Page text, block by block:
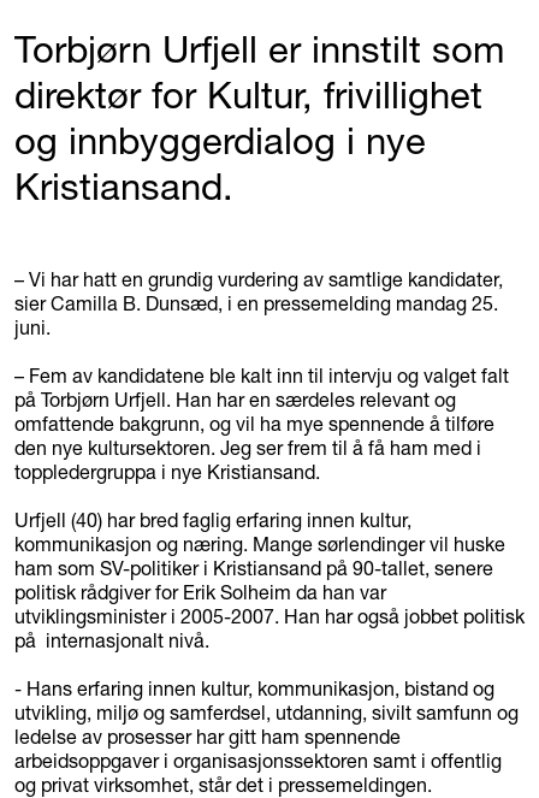
Torbjørn Urfjell er innstilt som
direktør for Kultur, frivillighet
og innbyggerdialog i nye
Kristiansand.
– Vi har hatt en grundig vurdering av samtlige kandidater,
sier Camilla B. Dunsæd, i en pressemelding mandag 25.
juni.
– Fem av kandidatene ble kalt inn til intervju og valget falt
på Torbjørn Urfjell. Han har en særdeles relevant og
omfattende bakgrunn, og vil ha mye spennende å tilføre
den nye kultursektoren. Jeg ser frem til å få ham med i
toppledergruppa i nye Kristiansand.
Urfjell (40) har bred faglig erfaring innen kultur,
kommunikasjon og næring. Mange sørlendinger vil huske
ham som SV-politiker i Kristiansand på 90-tallet, senere
politisk rådgiver for Erik Solheim da han var
utviklingsminister i 2005-2007. Han har også jobbet politisk
på internasjonalt nivå.
- Hans erfaring innen kultur, kommunikasjon, bistand og
utvikling, miljø og samferdsel, utdanning, sivilt samfunn og
ledelse av prosesser har gitt ham spennende
arbeidsoppgaver i organisasjonssektoren samt i offentlig
og privat virksomhet, står det i pressemeldingen.